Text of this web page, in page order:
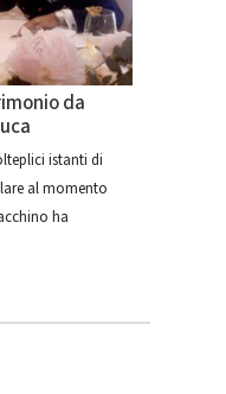
da
istanti di
al momento
ha